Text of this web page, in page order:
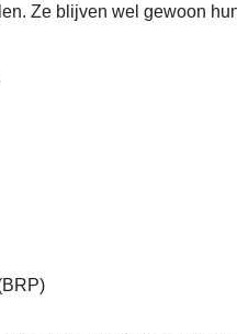
Ze blijven wel gewoon